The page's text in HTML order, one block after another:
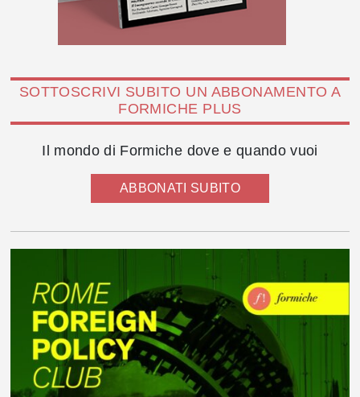
SOTTOSCRIVI SUBITO UN ABBONAMENTO A
FORMICHE PLUS
Il mondo di Formiche dove e quando vuoi
ABBONATI SUBITO